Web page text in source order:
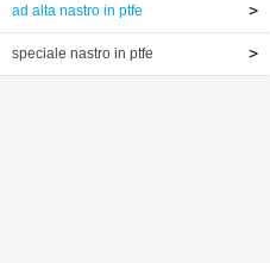
ptfe
ad alta nastro in ptfe
speciale nastro in ptfe